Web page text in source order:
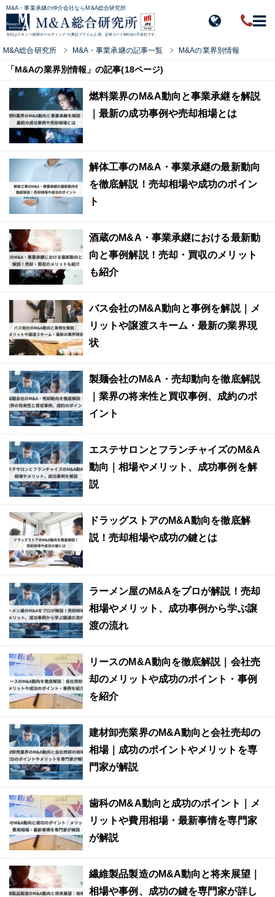
M&A・事業承継の仲介会社ならM&A総合研究所
当社はクオンツ総研ホールディングス(東証プライム上場、証券コード9552)の子会社です。
M&A総合研究所 M&A・事業承継の記事一覧 M&Aの業界別情報
「M&Aの業界別情報」の記事(18ページ)
燃料業界のM&A動向と事業承継を解説
｜最新の成功事例や売却相場とは
解体工事のM&A・事業承継の最新動向
を徹底解説！売却相場や成功のポイン
ト
酒蔵のM&A・事業承継における最新動
向と事例解説！売却・買収のメリット
も紹介
バス会社のM&A動向と事例を解説｜メ
リットや譲渡スキーム・最新の業界現
状
製麺会社のM&A・売却動向を徹底解説
｜業界の将来性と買収事例、成約のポ
イント
エステサロンとフランチャイズのM&A
動向｜相場やメリット、成功事例を解
説
ドラッグストアのM&A動向を徹底解
説！売却相場や成功の鍵とは
ラーメン屋のM&Aをプロが解説！売却
相場やメリット、成功事例から学ぶ譲
渡の流れ
リースのM&A動向を徹底解説｜会社売
却のメリットや成功のポイント・事例
を紹介
建材卸売業界のM&A動向と会社売却の
相場｜成功のポイントやメリットを専
門家が解説
歯科のM&A動向と成功のポイント｜メ
リットや費用相場・最新事情を専門家
が解説
繊維製品製造のM&A動向と将来展望｜
相場や事例、成功の鍵を専門家が詳し